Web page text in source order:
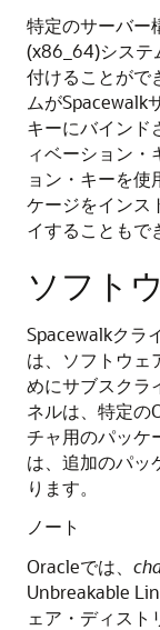
特定のサーバー
(x86_64)システ
付けることがで
ムがSpacewalk
キーにバインド
ィベーション・
ョン・キーを
ケージをインス
イすることもで
ソフト
Spacewalkクラ
は、ソフトウェ
めにサブスクラ
ネルは、特定の
チャ用のパッケ
は、追加のパッ
ります。
ノート
Oracleでは、
Unbreakable
ェア・ディスト